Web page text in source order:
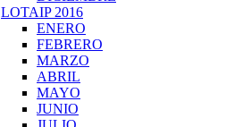
LOTAIP 2016
ENERO
FEBRERO
MARZO
ABRIL
MAYO
JUNIO